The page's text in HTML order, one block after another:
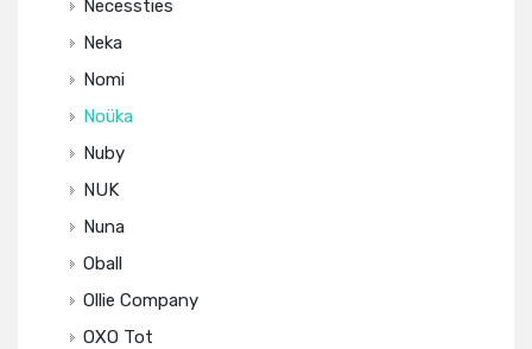
Necessties
Neka
Nomi
Noüka
Nuby
NUK
Nuna
Oball
Ollie Company
OXO Tot